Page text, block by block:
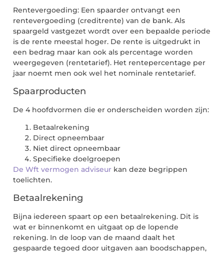
Rentevergoeding: Een spaarder ontvangt een
rentevergoeding (creditrente) van de bank. Als
spaargeld vastgezet wordt over een bepaalde periode
is de rente meestal hoger. De rente is uitgedrukt in
een bedrag maar kan ook als percentage worden
weergegeven (rentetarief). Het rentepercentage per
jaar noemt men ook wel het nominale rentetarief.
Spaarproducten
De 4 hoofdvormen die er onderscheiden worden zijn:
Betaalrekening
Direct opneembaar
Niet direct opneembaar
Specifieke doelgroepen
De Wft vermogen adviseur kan deze begrippen
toelichten.
Betaalrekening
Bijna iedereen spaart op een betaalrekening. Dit is
wat er binnenkomt en uitgaat op de lopende
rekening. In de loop van de maand daalt het
gespaarde tegoed door uitgaven aan boodschappen,